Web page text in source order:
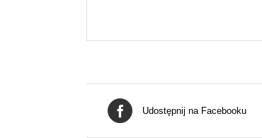
Udostępnij na Facebooku